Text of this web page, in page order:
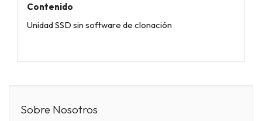
Contenido
Unidad SSD sin software de clonación
Sobre Nosotros